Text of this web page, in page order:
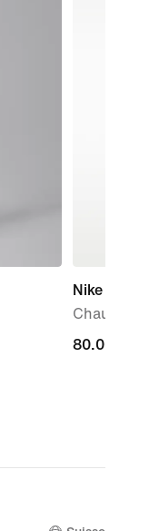
Nike Force
80.00 CHF
80.00 CHF